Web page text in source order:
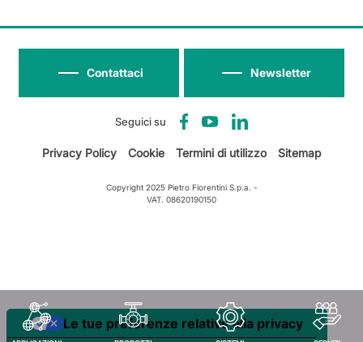
Seguici su
Newsletter
Contattaci
Privacy Policy Cookie Termini di utilizzo Sitemap
Copyright 2025 Pietro Fiorentini S.p.a. -
VAT. 08620190150
Le tue preferenze relative alla privacy